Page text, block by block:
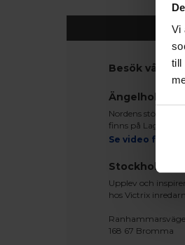
Vi
till
Besök våra
Ängelholm
Nordens största
finns på
Se video från
Stockholm
Upplev och
hos Victrix
168 67 Bromma